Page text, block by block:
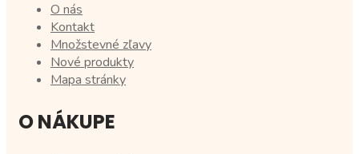
O nás
Kontakt
Množstevné zľavy
Nové produkty
Mapa stránky
O NÁKUPE